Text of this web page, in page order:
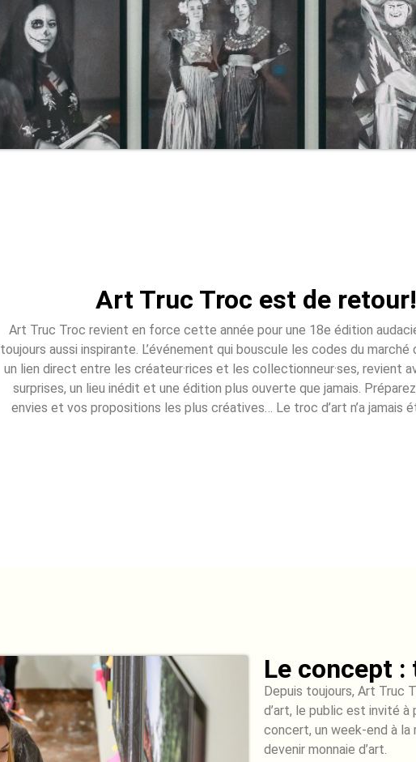
Art Truc Troc est de retour!
Art Truc Troc revient en force cette année pour une 18e édition
toujours aussi inspirante. L’événement qui bouscule les codes du marché
un lien direct entre les créateur·rices et les collectionneur·ses, revient
surprises, un lieu inédit et une édition plus ouverte que jamais.
envies et vos propositions les plus créatives… Le troc d’art n’a jamais
Le concept :
Depuis toujours, Art Truc
d’art, le public est invité
concert, un week-end à
devenir monnaie d’art.